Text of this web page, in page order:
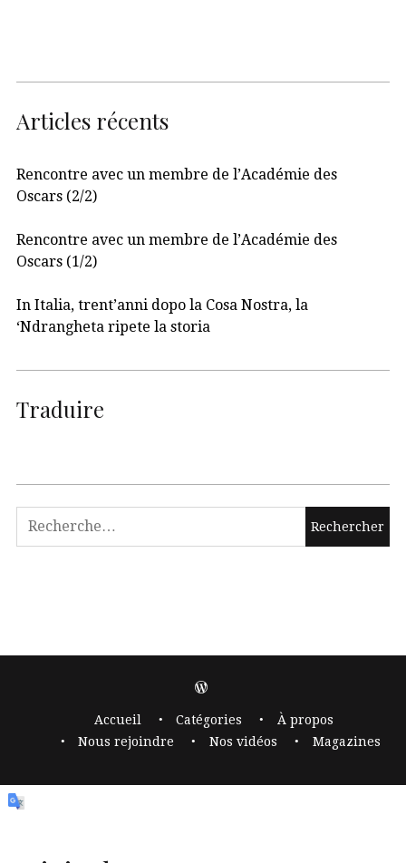
Articles récents
Rencontre avec un membre de l’Académie des
Oscars (2/2)
Rencontre avec un membre de l’Académie des
Oscars (1/2)
In Italia, trent’anni dopo la Cosa Nostra, la
‘Ndrangheta ripete la storia
Traduire
Accueil Catégories
À propos
Nous rejoindre
Nos vidéos Magazines